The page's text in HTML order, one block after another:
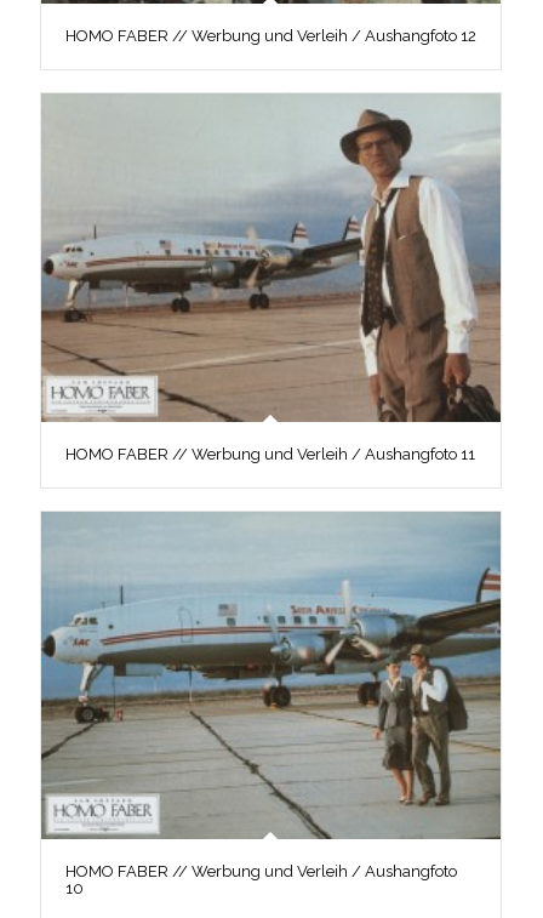
HOMO FABER // Werbung und Verleih / Aushangfoto 12
HOMO FABER // Werbung und Verleih / Aushangfoto 11
HOMO FABER // Werbung und Verleih / Aushangfoto
10